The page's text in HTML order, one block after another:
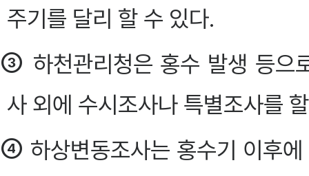
주기를 달리 할 수 있다.
③ 하천관리청은 홍수 발생 등으
사 외에 수시조사나 특별조사를
④ 하상변동조사는 홍수기 이후